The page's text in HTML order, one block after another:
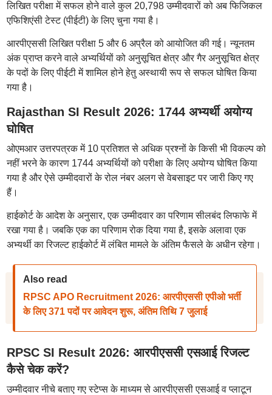
लिखित परीक्षा में सफल होने वाले कुल 20,798 उम्मीदवारों को अब फिजिकल
एफिशिएंसी टेस्ट (पीईटी) के लिए चुना गया है।
आरपीएससी लिखित परीक्षा 5 और 6 अप्रैल को आयोजित की गई। न्यूनतम
अंक प्राप्त करने वाले अभ्यर्थियों को अनुसूचित क्षेत्र और गैर अनुसूचित क्षेत्र
के पदों के लिए पीईटी में शामिल होने हेतु अस्थायी रूप से सफल घोषित किया
गया है।
Rajasthan SI Result 2026: 1744 अभ्यर्थी अयोग्य
घोषित
ओएमआर उत्तरपत्रक में 10 प्रतिशत से अधिक प्रश्नों के किसी भी विकल्प को
नहीं भरने के कारण 1744 अभ्यर्थियों को परीक्षा के लिए अयोग्य घोषित किया
गया है और ऐसे उम्मीदवारों के रोल नंबर अलग से वेबसाइट पर जारी किए गए
हैं।
हाईकोर्ट के आदेश के अनुसार, एक उम्मीदवार का परिणाम सीलबंद लिफाफे में
रखा गया है। जबकि एक का परिणाम रोक दिया गया है, इसके अलावा एक
अभ्यर्थी का रिजल्ट हाईकोर्ट में लंबित मामले के अंतिम फैसले के अधीन रहेगा।
Also read
RPSC APO Recruitment 2026: आरपीएससी एपीओ भर्ती
के लिए 371 पदों पर आवेदन शुरू, अंतिम तिथि 7 जुलाई
RPSC SI Result 2026: आरपीएससी एसआई रिजल्ट
कैसे चेक करें?
उम्मीदवार नीचे बताए गए स्टेप्स के माध्यम से आरपीएससी एसआई व प्लाटून